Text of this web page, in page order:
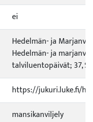
ei
Hedelmän- ja
Hedelmän- ja
talviluentopäivät; 37,
https://jukuri.luke.fi/
mansikanviljely